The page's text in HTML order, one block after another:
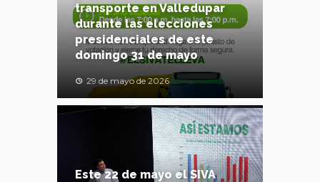
transporte en Valledupar
durante las elecciones
presidenciales de este
domingo 31 de mayo
29 de mayo de 2026
Este 22 de mayo el SIVA